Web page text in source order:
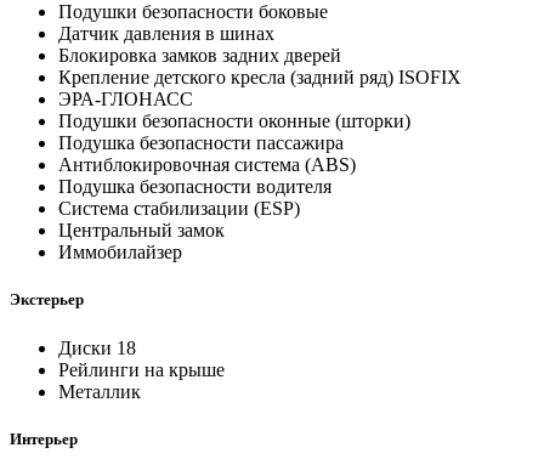
Подушки безопасности боковые
Датчик давления в шинах
Блокировка замков задних дверей
Крепление детского кресла (задний ряд) ISOFIX
ЭРА-ГЛОНАСС
Подушки безопасности оконные (шторки)
Подушка безопасности пассажира
Антиблокировочная система (ABS)
Подушка безопасности водителя
Система стабилизации (ESP)
Центральный замок
Иммобилайзер
Экстерьер
Диски 18
Рейлинги на крыше
Металлик
Интерьер